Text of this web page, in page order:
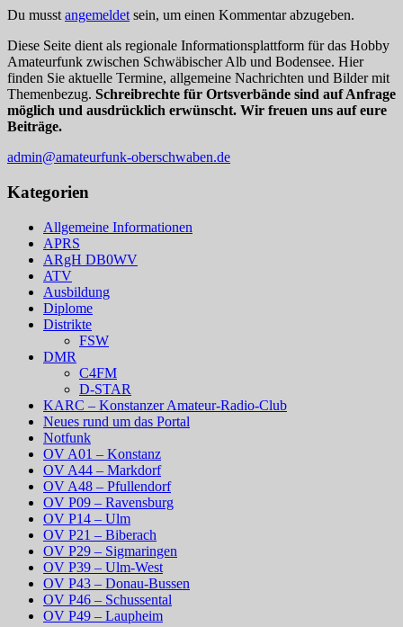
Du musst angemeldet sein, um einen Kommentar abzugeben.
Diese Seite dient als regionale Informationsplattform für das Hobby
Amateurfunk zwischen Schwäbischer Alb und Bodensee. Hier
finden Sie aktuelle Termine, allgemeine Nachrichten und Bilder mit
Themenbezug. Schreibrechte für Ortsverbände sind auf Anfrage
möglich und ausdrücklich erwünscht. Wir freuen uns auf eure
Beiträge.
admin@amateurfunk-oberschwaben.de
Kategorien
Allgemeine Informationen
APRS
ARgH DB0WV
ATV
Ausbildung
Diplome
Distrikte
FSW
DMR
C4FM
D-STAR
KARC – Konstanzer Amateur-Radio-Club
Neues rund um das Portal
Notfunk
OV A01 – Konstanz
OV A44 – Markdorf
OV A48 – Pfullendorf
OV P09 – Ravensburg
OV P14 – Ulm
OV P21 – Biberach
OV P29 – Sigmaringen
OV P39 – Ulm-West
OV P43 – Donau-Bussen
OV P46 – Schussental
OV P49 – Laupheim